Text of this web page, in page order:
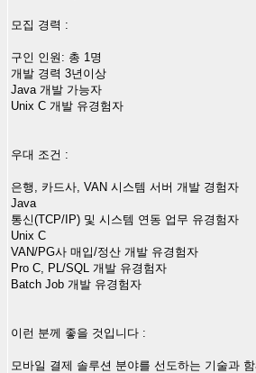
모집 경력 :
구인 인원: 총 1명
개발 경력 3년이상
Java 개발 가능자
Unix C 개발 유경험자
우대 조건 :
은행, 카드사, VAN 시스템 서버 개발 경험자
Java
통신(TCP/IP) 및 시스템 연동 업무 유경험자
Unix C
VAN/PG사 매입/정산 개발 유경험자
Pro C, PL/SQL 개발 유경험자
Batch Job 개발 유경험자
이런 분께 좋을 것입니다 :
모바일 결제 솔루션 분야를 선도하는 기술과